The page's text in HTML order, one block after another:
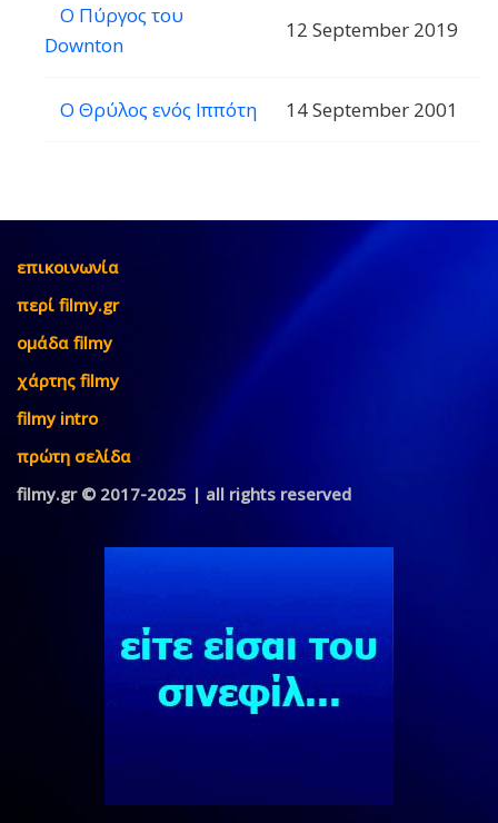
Ο Πύργος του
Downton
12 September 2019
Ο Θρύλος ενός Ιππότη 14 September 2001
επικοινωνία
περί filmy.gr
ομάδα filmy
χάρτης filmy
filmy intro
πρώτη σελίδα
filmy.gr © 2017-2025 | all rights reserved